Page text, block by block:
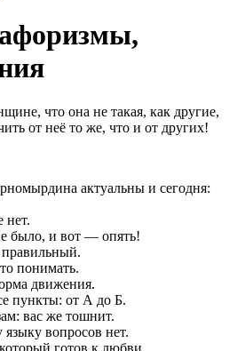
что она не такая, как другие,
от неё то же, что и от других!
актуальны и сегодня:
нет.
было, и вот — опять!
понимать.
движения.
пункты: от А до Б.
вас же тошнит.
вопросов нет.
готов к любви.